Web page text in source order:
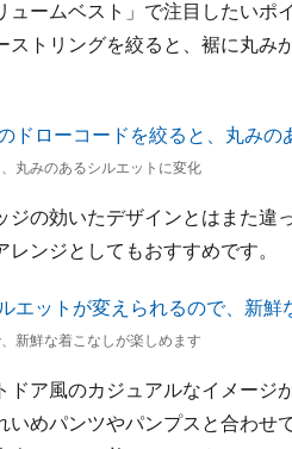
ュームベスト」で注目したいポ
ストリングを絞ると、裾に丸み
丸みのあるシルエットに変化
ジの効いたデザインとはまた違
ンジとしてもおすすめです。
新鮮な着こなしが楽しめます
ドア風のカジュアルなイメージ
いめパンツやパンプスと合わ